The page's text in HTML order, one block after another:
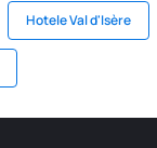
Hotele Val d'Isère